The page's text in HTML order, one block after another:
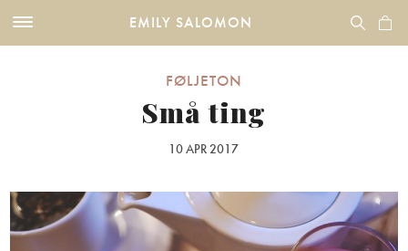
EMILY SALOMON
FØLJETON
Små ting
10 APR 2017